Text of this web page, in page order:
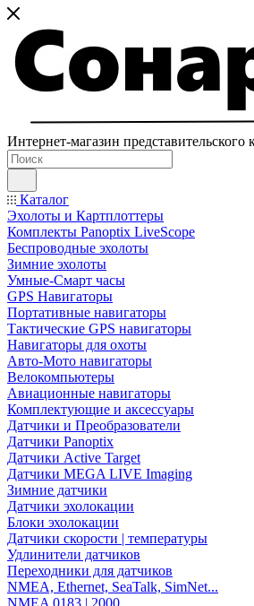
Интернет-магазин представительского
Каталог
Эхолоты и Картплоттеры
Комплекты Panoptix LiveScope
Беспроводные эхолоты
Зимние эхолоты
Умные-Смарт часы
GPS Навигаторы
Портативные навигаторы
Тактические GPS навигаторы
Навигаторы для охоты
Авто-Мото навигаторы
Велокомпьютеры
Авиационные навигаторы
Комплектующие и аксессуары
Датчики и Преобразователи
Датчики Panoptix
Датчики Active Target
Датчики MEGA LIVE Imaging
Зимние датчики
Датчики эхолокации
Блоки эхолокации
Датчики скорости | температуры
Удлинители датчиков
Переходники для датчиков
NMEA, Ethernet, SeaTalk, SimNet...
NMEA 0183 | 2000